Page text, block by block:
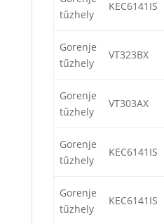
tűzhely
KEC6141IS
Gorenje
tűzhely
VT323BX
Gorenje
tűzhely
VT303AX
Gorenje
tűzhely
KEC6141IS
Gorenje
tűzhely
KEC6141IS